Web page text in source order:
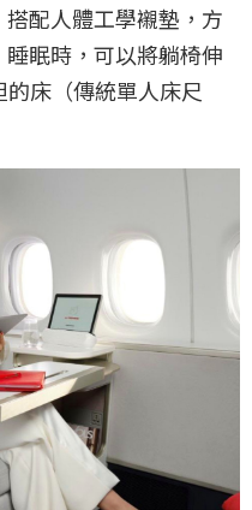
配人體工學襯墊，方
眠時，可以將躺椅伸
床（傳統單人床尺